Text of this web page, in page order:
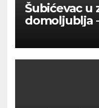
Šubićevac u
domoljublja